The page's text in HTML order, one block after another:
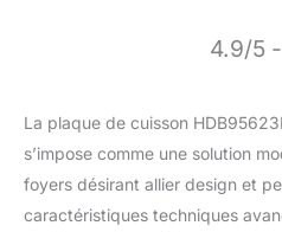
4.9/5
La plaque de cuisson
s’impose comme une solution
foyers désirant allier design et
caractéristiques techniques